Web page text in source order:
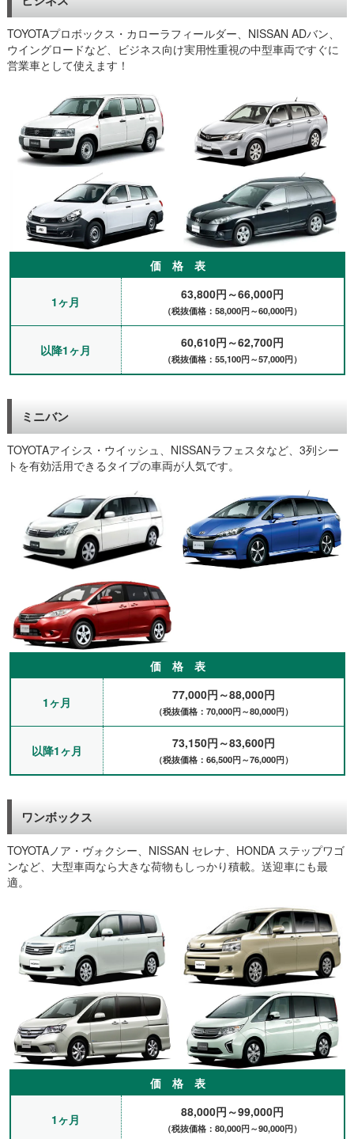
TOYOTAプロボックス・カローラフィールダー、NISSAN ADバン、
ウイングロードなど、ビジネス向け実用性重視の中型車両ですぐに
営業車として使えます！
価 格 表
1ヶ月 63,800円～66,000円
（税抜価格：58,000円～60,000円）
以降1ヶ月 60,610円～62,700円
（税抜価格：55,100円～57,000円）
ミニバン
TOYOTAアイシス・ウイッシュ、NISSANラフェスタなど、3列シー
トを有効活用できるタイプの車両が人気です。
価 格 表
1ヶ月 77,000円～88,000円
（税抜価格：70,000円～80,000円）
以降1ヶ月 73,150円～83,600円
（税抜価格：66,500円～76,000円）
ワンボックス
TOYOTAノア・ヴォクシー、NISSAN セレナ、HONDA ステップワゴ
ンなど、大型車両なら大きな荷物もしっかり積載。送迎車にも最
適。
価 格 表
1ヶ月 88,000円～99,000円
（税抜価格：80,000円～90,000円）